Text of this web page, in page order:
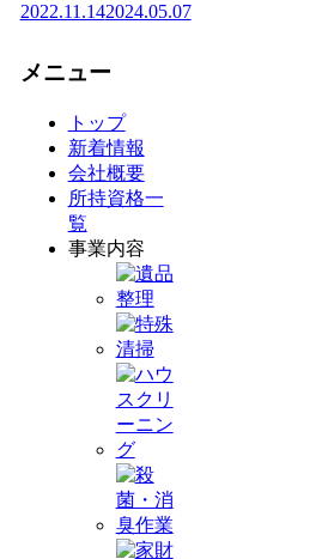
2022.11.142024.05.07
メニュー
トップ
新着情報
会社概要
所持資格一
覧
事業内容